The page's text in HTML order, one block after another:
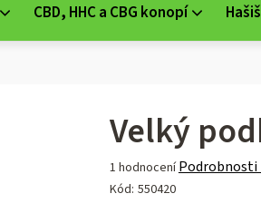
CBD, HHC a CBG konopí Hašiš
Velký
Průměrné
hodnocení
1 hodnocení Podrobnosti
Kód: 550420